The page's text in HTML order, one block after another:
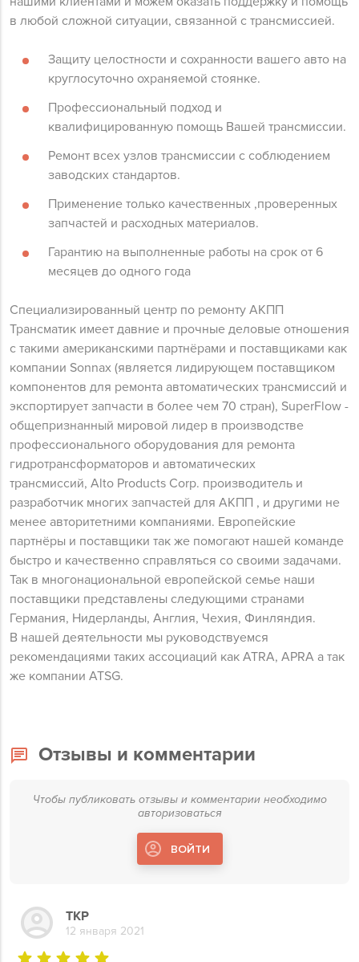
в любой сложной ситуации, связанной с трансмиссией.
Защиту целостности и сохранности вашего авто на
круглосуточно охраняемой стоянке.
Профессиональный подход и
квалифицированную помощь Вашей трансмиссии.
Ремонт всех узлов трансмиссии с соблюдением
заводских стандартов.
Применение только качественных ,проверенных
запчастей и расходных материалов.
Гарантию на выполненные работы на срок от 6
месяцев до одного года
Специализированный центр по ремонту АКПП
Трансматик имеет давние и прочные деловые отношения
с такими американскими партнёрами и поставщиками как
компании Sonnax (является лидирующем поставщиком
компонентов для ремонта автоматических трансмиссий и
экспортирует запчасти в более чем 70 стран), SuperFlow -
общепризнанный мировой лидер в производстве
профессионального оборудования для ремонта
гидротрансформаторов и автоматических
трансмиссий, Alto Products Corp. производитель и
разработчик многих запчастей для АКПП , и другими не
менее авторитетними компаниями. Европейские
партнёры и поставщики так же помогают нашей команде
быстро и качественно справляться со своими задачами.
Так в многонациональной европейской семье наши
поставщики представлены следующими странами
Германия, Нидерланды, Англия, Чехия, Финляндия.
В нашей деятельности мы руководствуемся
рекомендациями таких ассоциаций как ATRA, APRA а так
же компании ATSG.
Отзывы и комментарии
Чтобы публиковать отзывы и комментарии необходимо
авторизоваться
ВОЙТИ
TKP
12 января 2021